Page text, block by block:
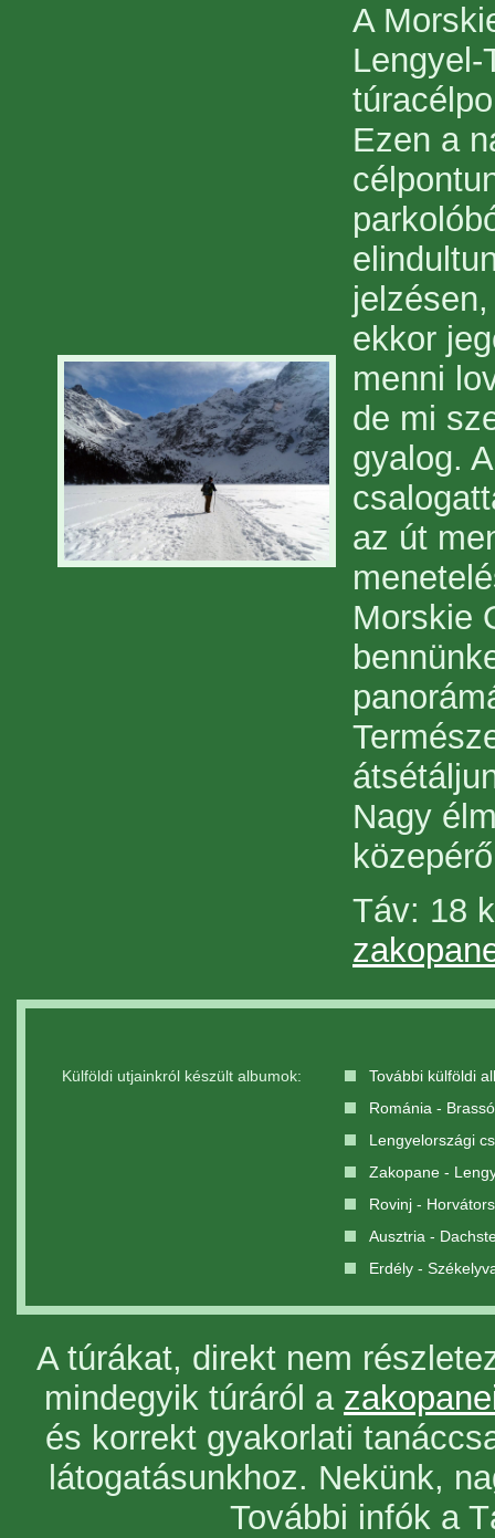
A
Ezen a
ekkor
menni
de mi
gyalog.
az út
Morskie
Nagy
Táv: 18
Külföldi utjainkról készült albumok:
További külföldi
Románia -
Lengyelországi
Zakopane -
Rovinj -
Ausztria -
Erdély -
A túrákat, direkt nem
mindegyik túráról a
és korrekt gyakorlati
látogatásunkhoz. Nekünk,
További infók a